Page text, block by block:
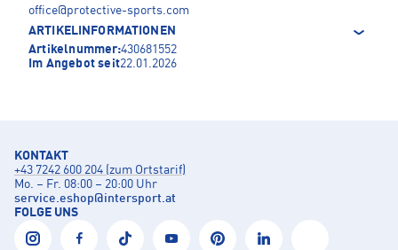
office@protective-sports.com
ARTIKELINFORMATIONEN
Artikelnummer:430681552
Im Angebot seit22.01.2026
KONTAKT
+43 7242 600 204 (zum Ortstarif)
Mo. – Fr. 08:00 – 20:00 Uhr
service.eshop@intersport.at
FOLGE UNS